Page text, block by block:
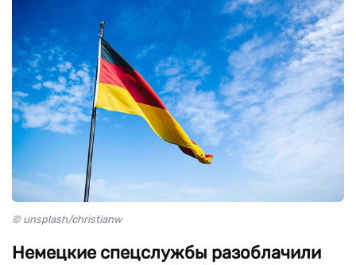
© unsplash/christianw
Немецкие спецслужбы разоблачили